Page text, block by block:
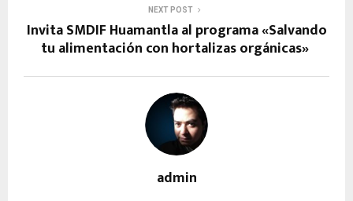
NEXT POST
Invita SMDIF Huamantla al programa «Salvando
tu alimentación con hortalizas orgánicas»
admin